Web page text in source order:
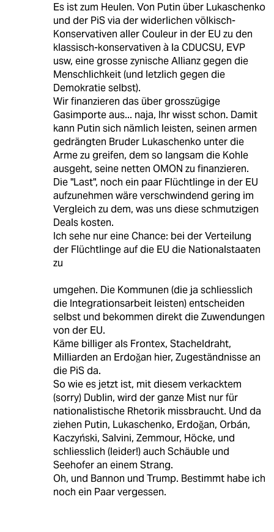
Es ist zum Heulen. Von Putin über Lukaschenko
und der PiS via der widerlichen völkisch-
Konservativen aller Couleur in der EU zu den
klassisch-konservativen à la CDUCSU, EVP
usw, eine grosse zynische Allianz gegen die
Menschlichkeit (und letzlich gegen die
Demokratie selbst).
Wir finanzieren das über grosszügige
Gasimporte aus... naja, Ihr wisst schon. Damit
kann Putin sich nämlich leisten, seinen armen
gedrängten Bruder Lukaschenko unter die
Arme zu greifen, dem so langsam die Kohle
ausgeht, seine netten OMON zu finanzieren.
Die "Last", noch ein paar Flüchtlinge in der EU
aufzunehmen wäre verschwindend gering im
Vergleich zu dem, was uns diese schmutzigen
Deals kosten.
Ich sehe nur eine Chance: bei der Verteilung
der Flüchtlinge auf die EU die Nationalstaaten
zu
umgehen. Die Kommunen (die ja schliesslich
die Integrationsarbeit leisten) entscheiden
selbst und bekommen direkt die Zuwendungen
von der EU.
Käme billiger als Frontex, Stacheldraht,
Milliarden an Erdoǧan hier, Zugeständnisse an
die PiS da.
So wie es jetzt ist, mit diesem verkacktem
(sorry) Dublin, wird der ganze Mist nur für
nationalistische Rhetorik missbraucht. Und da
ziehen Putin, Lukaschenko, Erdoǧan, Orbán,
Kaczyński, Salvini, Zemmour, Höcke, und
schliesslich (leider!) auch Schäuble und
Seehofer an einem Strang.
Oh, und Bannon und Trump. Bestimmt habe ich
noch ein Paar vergessen.